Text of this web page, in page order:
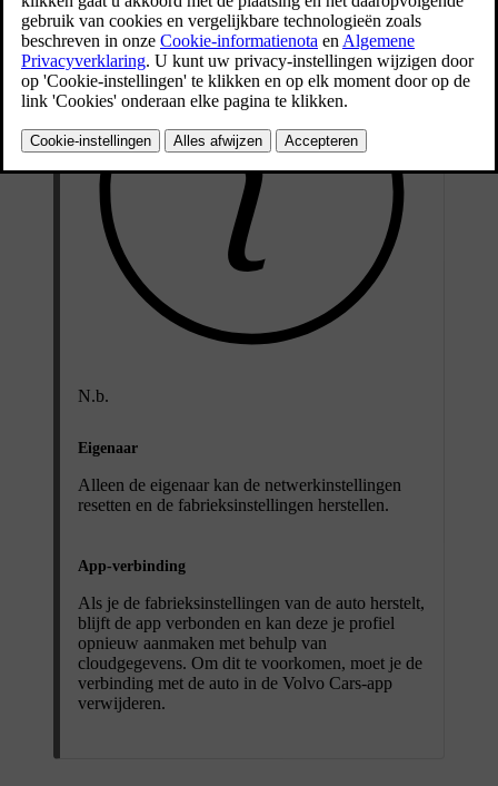
N.b.
Eigenaar
Alleen de eigenaar kan de netwerkinstellingen
resetten en de fabrieksinstellingen herstellen.
App-verbinding
Als je de fabrieksinstellingen van de auto herstelt,
blijft de app verbonden en kan deze je profiel
opnieuw aanmaken met behulp van
cloudgegevens. Om dit te voorkomen, moet je de
verbinding met de auto in de Volvo Cars-app
verwijderen.